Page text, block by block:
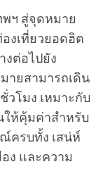
พฯ สู่จุดหมาย
องเที่ยวยอดฮิต
งต่อไปยัง
ายสามารถเดิน
วโมง เหมาะกับ
ให้คุ้มค่าสำหรับ
ครบทั้ง เสน่ห์
ง และความ